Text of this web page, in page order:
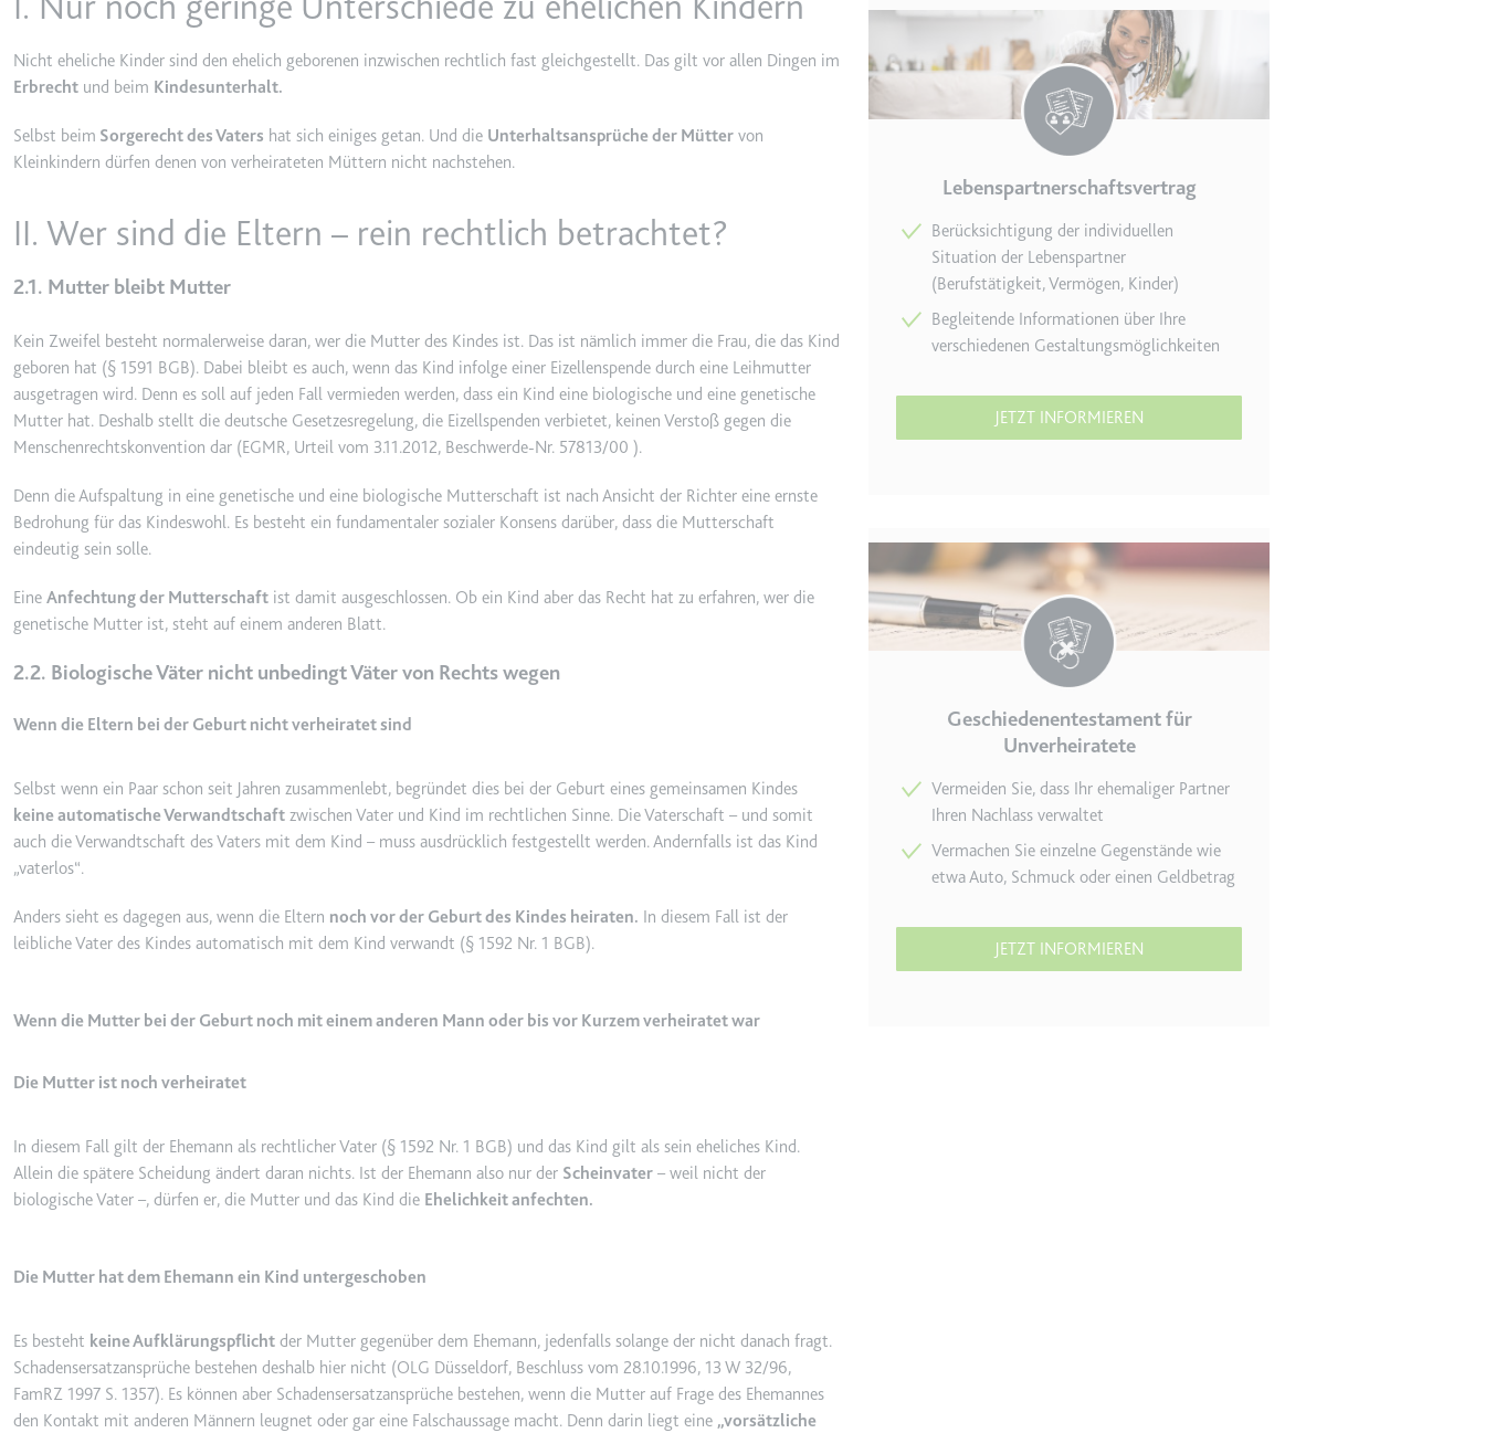
Wird verwendet, um Daten zu Google Analytics über das Gerät und das Verhalten des Besuchers zu
senden. Erfasst den Besucher über Geräte und Marketingkanäle hinweg.
Ablauf:
2 Jahre
Zweck:
Wird verwendet, um die Effizienz der Werbeaktivitäten der Website zu messen, indem Daten über die
Conversion-Rate der Anzeigen der Website über mehrere Websites hinweg gesammelt werden.
3 Monate
Typ:
HTTP-Cookie
_gcl_ls
Verfolgt die Konversionsrate zwischen dem Nutzer und den Werbebannern auf der Website - Dies dient
der Optimierung der Relevanz der Werbung auf der Website.
Typ:
HTML Local Storage
Anbieter:
youtube.com
Zweck:
Wird verwendet, um die Interaktion der Nutzer mit eingebetteten Inhalten zu verfolgen.
__Secure-YNID
Zweck:
Wird verwendet, um die Interaktion der Nutzer mit eingebetteten Inhalten zu verfolgen.
Typ:
HTTP-Cookie
LAST_RESULT_ENTRY_KEY
behalten.
Nicht eheliche Kinder sind den ehelich geborenen inzwischen rechtlich fast gleichgestellt. Das gilt vor allen Dingen im
Erbrecht und beim Kindesunterhalt.
Selbst beim Sorgerecht des Vaters hat sich einiges getan. Und die Unterhaltsansprüche der Mütter von
Kleinkindern dürfen denen von verheirateten Müttern nicht nachstehen.
II. Wer sind die Eltern – rein rechtlich betrachtet?
2.1. Mutter bleibt Mutter
Kein Zweifel besteht normalerweise daran, wer die Mutter des Kindes ist. Das ist nämlich immer die Frau, die das Kind
geboren hat (§ 1591 BGB). Dabei bleibt es auch, wenn das Kind infolge einer Eizellenspende durch eine Leihmutter
ausgetragen wird. Denn es soll auf jeden Fall vermieden werden, dass ein Kind eine biologische und eine genetische
Mutter hat. Deshalb stellt die deutsche Gesetzesregelung, die Eizellspenden verbietet, keinen Verstoß gegen die
Menschenrechtskonvention dar (EGMR, Urteil vom 3.11.2012, Beschwerde-Nr. 57813/00 ).
Denn die Aufspaltung in eine genetische und eine biologische Mutterschaft ist nach Ansicht der Richter eine ernste
Bedrohung für das Kindeswohl. Es besteht ein fundamentaler sozialer Konsens darüber, dass die Mutterschaft
eindeutig sein solle.
Eine Anfechtung der Mutterschaft ist damit ausgeschlossen. Ob ein Kind aber das Recht hat zu erfahren, wer die
genetische Mutter ist, steht auf einem anderen Blatt.
2.2. Biologische Väter nicht unbedingt Väter von Rechts wegen
Wenn die Eltern bei der Geburt nicht verheiratet sind
Selbst wenn ein Paar schon seit Jahren zusammenlebt, begründet dies bei der Geburt eines gemeinsamen Kindes
keine automatische Verwandtschaft zwischen Vater und Kind im rechtlichen Sinne. Die Vaterschaft – und somit
auch die Verwandtschaft des Vaters mit dem Kind – muss ausdrücklich festgestellt werden. Andernfalls ist das Kind
vaterlos .
Anders sieht es dagegen aus, wenn die Eltern noch vor der Geburt des Kindes heiraten. In diesem Fall ist der
leibliche Vater des Kindes automatisch mit dem Kind verwandt (§ 1592 Nr. 1 BGB).
Wenn die Mutter bei der Geburt noch mit einem anderen Mann oder bis vor Kurzem verheiratet war
Die Mutter ist noch verheiratet
In diesem Fall gilt der Ehemann als rechtlicher Vater (§ 1592 Nr. 1 BGB) und das Kind gilt als sein eheliches Kind.
Allein die spätere Scheidung ändert daran nichts. Ist der Ehemann also nur der Scheinvater – weil nicht der
biologische Vater –, dürfen er, die Mutter und das Kind die Ehelichkeit anfechten.
Die Mutter hat dem Ehemann ein Kind untergeschoben
Es besteht keine Aufklärungspflicht der Mutter gegenüber dem Ehemann, jedenfalls solange der nicht danach fragt.
Schadensersatzansprüche bestehen deshalb hier nicht (OLG Düsseldorf, Beschluss vom 28.10.1996, 13 W 32/96,
FamRZ 1997 S. 1357). Es können aber Schadensersatzansprüche bestehen, wenn die Mutter auf Frage des Ehemannes
den Kontakt mit anderen Männern leugnet oder gar eine Falschaussage macht. Denn darin liegt eine vorsätzliche
Lebenspartnerschaftsvertrag
Berücksichtigung der individuellen
Situation der Lebenspartner
(Berufstätigkeit, Vermögen, Kinder)
Begleitende Informationen über Ihre
verschiedenen Gestaltungsmöglichkeiten
JETZT INFORMIEREN
Geschiedenentestament für
Unverheiratete
Vermeiden Sie, dass Ihr ehemaliger Partner
Ihren Nachlass verwaltet
Vermachen Sie einzelne Gegenstände wie
etwa Auto, Schmuck oder einen Geldbetrag
JETZT INFORMIEREN